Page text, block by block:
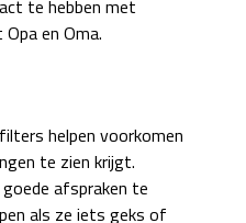
te hebben met
en Oma.
helpen voorkomen
te zien krijgt.
afspraken te
als ze iets geks of